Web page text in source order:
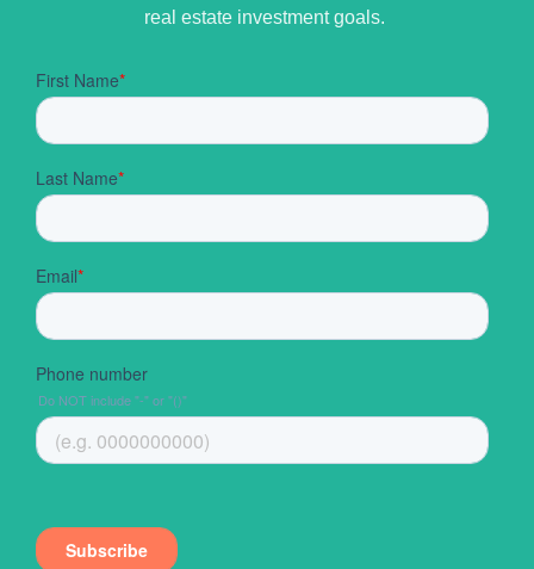
real estate investment goals.